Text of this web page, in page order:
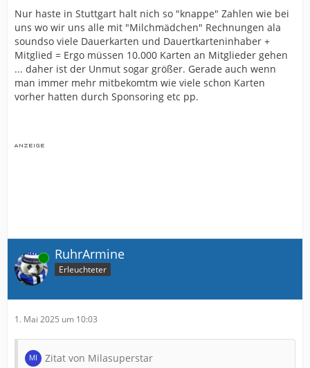
Wenn man weiter weg wohnt, sieht das schon anders
aus.
Trotzdem war als Arminia-Mitglied die Chance, an eine
Karte zu kommen, sicherlich so hoch, wie nirgends
sonst. Die Enttäuschung ist da sicher größer, wenn es
Mitglied, das nicht zum Zug gekommen ist,
keinen Fall geben.
Aber gibt es ja vielleicht auch nicht.
Mir tut es ehrlich für jeden hier leid, die/der eine
Absage bekommen hat.
Das fühlt sich sicher scheiße an.
aus…
Nur haste in Stuttgart halt nich so "knappe" Zahlen wie bei
uns wo wir uns alle mit "Milchmädchen" Rechnungen ala
soundso viele Dauerkarten und Dauertkarteninhaber +
Mitglied = Ergo müssen 10.000 Karten an Mitglieder gehen
... daher ist der Unmut sogar größer. Gerade auch wenn
man immer mehr mitbekomtm wie viele schon Karten
vorher hatten durch Sponsoring etc pp.
Online RuhrArmine
Erleuchteter
1. Mai 2025 um 10:03
Zitat von Milasuperstar